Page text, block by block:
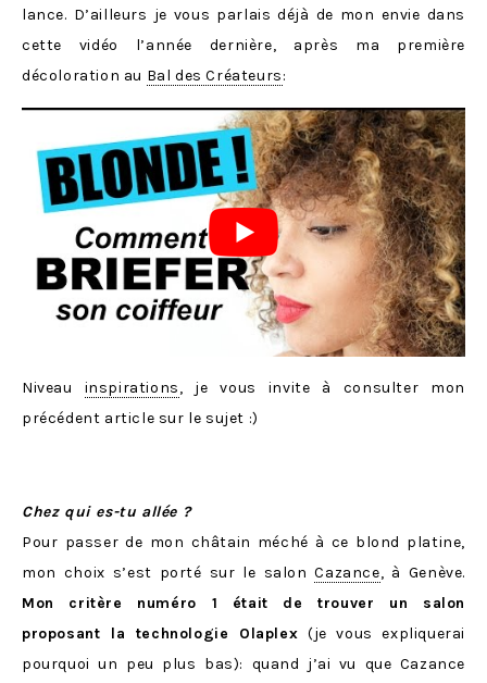
lance. D’ailleurs je vous parlais déjà de mon envie dans
cette vidéo l’année dernière, après ma première
décoloration au Bal des Créateurs:
Niveau inspirations, je vous invite à consulter mon
précédent article sur le sujet :)
Chez qui es-tu allée ?
Pour passer de mon châtain méché à ce blond platine,
mon choix s’est porté sur le salonCazance, à Genève.
Mon critère numéro 1 était de trouver un salon
proposant la technologie Olaplex (je vous expliquerai
pourquoi un peu plus bas): quand j’ai vu que Cazance